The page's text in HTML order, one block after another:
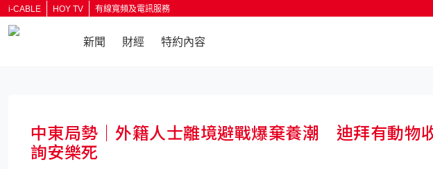
i-CABLE HOY TV 有線寬頻及電訊服務
新聞 財經 特約內容
中東局勢｜外籍人士離境避戰爆棄養潮 迪拜有動
詢安樂死